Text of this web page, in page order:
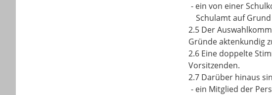
- ein von einer
Schulamt auf
2.5 Der
Gründe aktenkundig
2.6 Eine doppelte
Vorsitzenden.
2.7 Darüber hinaus
- ein Mitglied der